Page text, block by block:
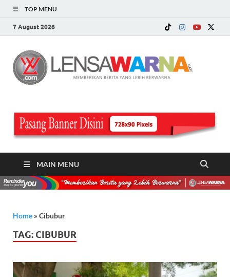
TOP MENU
7 August 2026
MAIN MENU
Home » Cibubur
TAG: CIBUBUR